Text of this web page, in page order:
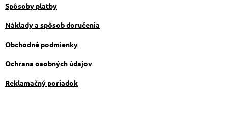
Spôsoby platby
Náklady a spôsob doručenia
Obchodné podmienky
Ochrana osobných údajov
Reklamačný poriadok